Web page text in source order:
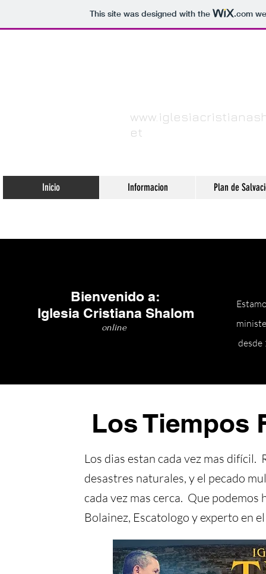
This site was designed with the .com
et
Inicio Informacion Plan de
Bienvenido a:
Iglesia Cristiana Shalom
online
desde
Los Tiempos
Los dias estan cada vez mas difícil.
desastres naturales, y el pecado
cada vez mas cerca. Que
Bolainez, Escatologo y experto en